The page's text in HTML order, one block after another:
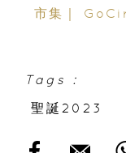
市集｜
Tags :
聖誕2023